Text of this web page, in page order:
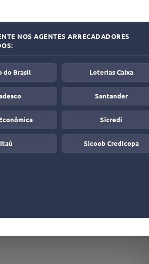
NOS AGENTES ARRECADADORES
do Brasil Loterias Caixa
Santander
Sicredi
Itaú Sicoob Credicopa